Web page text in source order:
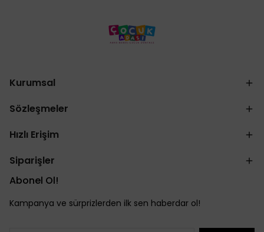
Kurumsal
Sözleşmeler
Hızlı Erişim
Siparişler
Abonel Ol!
Kampanya ve sürprizlerden ilk sen haberdar ol!